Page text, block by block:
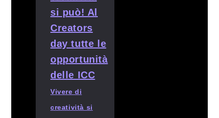
Vivere di
creatività si